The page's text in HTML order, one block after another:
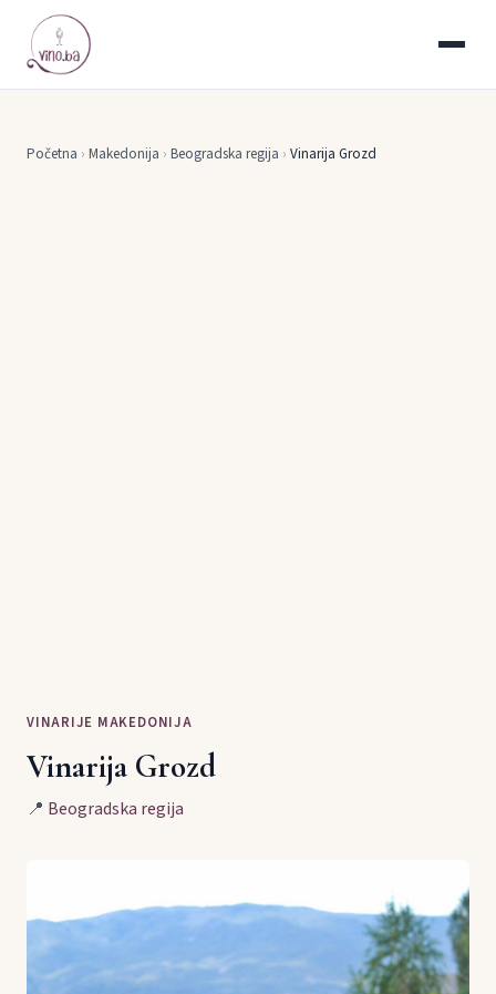
Početna › Makedonija › Beogradska regija › Vinarija Grozd
VINARIJE MAKEDONIJA
Vinarija Grozd
📍 Beogradska regija